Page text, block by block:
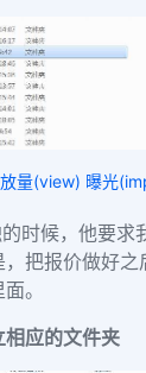
量(view) 曝光
时候，他要求
把报价做好
。
应的文件夹